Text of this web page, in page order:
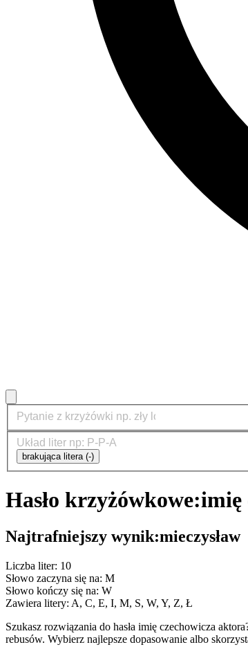
brakująca litera (-)
Hasło krzyżówkowe:imię
Najtrafniejszy wynik:mieczysław
Liczba liter: 10
Słowo zaczyna się na: M
Słowo kończy się na: W
Zawiera litery: A, C, E, I, M, S, W, Y, Z, Ł
Szukasz rozwiązania do hasła imię czechowicza
rebusów. Wybierz najlepsze dopasowanie albo